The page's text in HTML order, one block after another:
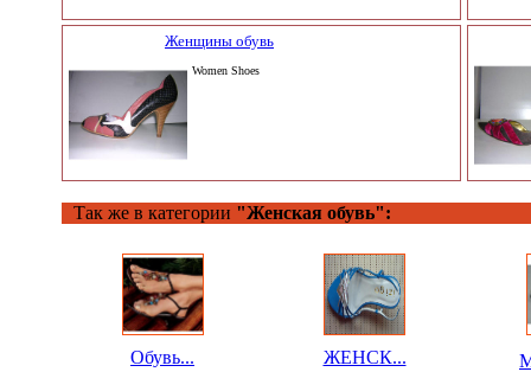
Женщины обувь
Women Shoes
Так же в категории "Женская обувь":
Обувь... ЖЕНСК...